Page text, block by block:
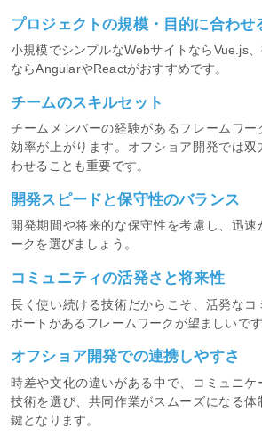
プロジェクトの規模・目的に合わせ
小規模でシンプルなWebサイトならVue.js
ならAngularやReactがおすすめです。
チームのスキルセット
チームメンバーの経験があるフレームワー
効率が上がります。オフショア開発では双
わせることも重要です。
開発スピードと保守性のバランス
開発期間や将来的な保守性を考慮し、迅速
ークを選びましょう。
コミュニティの活発さと将来性
長く使い続ける技術だからこそ、活発な
ポートがあるフレームワークが望ましいです
オフショア開発での連携しやすさ
時差や文化の違いがある中で、コミュニ
技術を選び、共同作業がスムーズになる
鍵となります。